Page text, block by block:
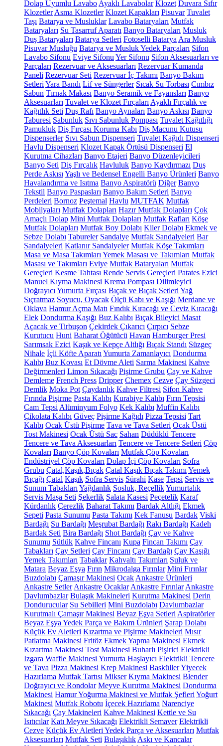
Dolap Uyumlu Lavabo Ayaklı Lavabolar Klozet Duvara Sıfır
Klozetler Asma Klozetler Klozet Kapakları Pisuvar Tuvalet
Taşı Batarya ve Musluklar Lavabo Bataryaları Mutfak
Bataryaları Su Tasarruf Aparatı Banyo Bataryaları Musluk
Duş Bataryaları Batarya Setleri Fotoselli Batarya Ara Musluk
Pisuvar Musluğu Batarya ve Musluk Yedek Parçaları Sifon
Lavabo Sifonu Eviye Sifonu Yer Sifonu Sifon Aksesuarları ve
Parçaları Rezervuar ve Aksesuarları Rezervuar Kumanda
Paneli Rezervuar Seti Rezervuar İç Takımı Banyo Bakım
Setleri Yara Bandı Lif ve Süngerler Sıcak Su Torbası Cımbız
Sabun Tırnak Makası Banyo Seramik ve Fayansları Banyo
Aksesuarları Tuvalet ve Klozet Fırçaları Ayaklı Fırçalık ve
Kağıtlık Seti Duş Rafı Banyo Aynaları Banyo Askısı Banyo
Taburesi Sabunluk Sıvı Sabunluk Pompası Tuvalet Kağıtlığı
Pamukluk Diş Fırçası Koruma Kabı Diş Macunu Kutusu
Dispenserler Sıvı Sabun Dispenseri Tuvalet Kağıdı Dispenseri
Havlu Dispenseri Klozet Kapak Örtüsü Dispenseri El
Kurutma Cihazları Banyo Etajeri Banyo Düzenleyicileri
Banyo Seti Diş Fırçalık Havluluk Banyo Kaydırmazı Duş
Perde Askısı Yaşlı ve Bedensel Engelli Banyo Ürünleri Banyo
Havalandırma ve Isıtma Banyo Aspiratörü Diğer Banyo
Tekstil Banyo Paspasları Banyo Bakım Setleri Banyo
Perdeleri Bornoz Peştemal Havlu MUTFAK Mutfak
Mobilyaları Mutfak Dolapları Hazır Mutfak Dolapları Çok
Amaçlı Dolap Mini Mutfak Dolapları Mutfak Rafları Köşe
Mutfak Dolapları Mutfak Boy Dolabı Kiler Dolabı Ekmek ve
Sebze Dolabı Tabureler Sandalye Mutfak Sandalyeleri Bar
Sandalyeleri Katlanır Sandalyeler Mutfak Köşe Takımları
Masa ve Masa Takımları Yemek Masası ve Takımları Mutfak
Masası ve Takımları Eviye Mutfak Bataryaları Mutfak
Gereçleri Kesme Tahtası Rende Servis Gereçleri Patates Ezici
Manuel Kıyma Makinesi Krema Pompası Dilimleyici
Doğrayıcı Yumurta Fırçası Bıçak ve Bıçak Setleri Yağ
Sıçratmaz Soyucu, Oyacak Ölçü Kabı ve Kaşığı Merdane ve
Oklava Hamur Açma Matı Fındık Kıracağı ve Ceviz Kıracağı
Elek Dondurma Kaşığı Buz Kalıbı Bıçak Bileyici Masat
Açacak ve Tirbuşon Çekirdek Çıkarıcı Çırpıcı Sebze
Kurutucu Huni Baharat Öğütücü Havan Hamburger Presi
Sarımsak Ezici Kaşık ve Kepçe Altlığı Bıçak Standı Süzgeç
Nihale İçli Köfte Aparatı Yumurta Zamanlayıcı Dondurma
Kalıbı Buz Kovası Et Dövme Aleti Sarma Makinesi Kahve
Değirmenleri Limon Sıkacağı Pişirme Grubu Çay ve Kahve
Demleme French Press Dripper Chemex Cezve Çay Süzgeci
Demlik Moka Pot Çaydanlık Kahve Filtresi Sifon Kahve
Fırında Pişirme Pasta Kalıbı Kurabiye Kalıbı Fırın Tepsisi
Cam Tepsi Alüminyum Folyo Kek Kalıbı Muffin Kalıbı
Çikolata Kalıbı Güveç Pişirme Kağıdı Pizza Tepsisi Tart
Kalıbı Ocak Üstü Pişirme Tava ve Tava Setleri Ocak Üstü
Tost Makinesi Ocak Üstü Sac Sahan Düdüklü Tencere
Tencere ve Tava Aksesuarları Tencere ve Tencere Setleri Çöp
Kovaları Banyo Çöp Kovaları Mutfak Çöp Kovaları
Endüstriyel Çöp Kovaları Dolap İçi Çöp Kovaları Sofra
Grubu Çatal,Kaşık,Bıçak Çatal Kaşık Bıçak Takımı Yemek
Bıçağı Çatal Kaşık Sofra Servis Sürahi Kase Tepsi Servis ve
Sunum Tabakları Yağdanlık Sosluk, ReçellikYumurtalık
Servis Maşa Seti Şekerlik Salata Kasesi Peçetelik Karaf
Kürdanlık Çerezlik Baharat Takımı Bardak Altlığı Ekmek
Sepeti Pasta Sunumu Pasta Takımı Kek Fanusu Bardak Viski
Bardağı Su Bardağı Meşrubat Bardağı Rakı Bardağı Kadeh
Bardak Seti Bira Bardağı Shot Bardağı Çay ve Kahve
Sunumu Sütlük Kahve Fincanı Kupa Fincan Takımı Çay
Tabakları Çay Setleri Çay Fincanı Çay Bardağı Çay Kaşığı
Yemek Takımları Tabaklar Kahvaltı Takımları Suluk ve
Matara Beyaz Eşya Fırın Mikrodalga Fırınlar Mini Fırınlar
Buzdolabı Çamaşır Makinesi Ocak Ankastre Ürünleri
Ankastre Setler Ankastre Ocaklar Ankastre Fırınlar Ankastre
Davlumbazlar Bulaşık Makineleri Kurutma Makinesi Derin
Dondurucular Su Sebilleri Mini Buzdolabı Davlumbazlar
Kurutmalı Çamaşır Makinesi Beyaz Eşya Setleri Aspiratörler
Beyaz Eşya Yedek Parça ve Bakım Ürünleri Şarap Dolabı
Küçük Ev Aletleri Kızartma ve Pişirme Makineleri Mısır
Patlatma Makinesi Fritöz Ekmek Yapma Makinesi Ekmek
Kızartma Makinesi Tost Makinesi Buharlı Pişirici Elektrikli
Izgara Waffle Makinesi Yumurta Haşlayıcı Elektrikli Tencere
ve Tava Pizza Makinesi Krep Makinesi BasküllerYiyecek
Hazırlama Mutfak Tartısı Mikser Kıyma Makinesi Blender
Doğrayıcı ve Rondolar Meyve Kurutma Makinesi Dondurma
Makinesi Hamur Yoğurma Makinesi ve Mutfak Şefleri Yoğurt
Makinesi Mutfak Robotu İçecek Hazırlama Narenciye
Sıkacağı Çay Makineleri Kahve Makinesi Kettle ve Su
Isıtıcılar Katı Meyve Sıkacağı Elektrikli Semaver Elektrikli
Cezve Küçük Ev Aletleri Yedek Parça ve Aksesuarları Mutfak
Aksesuarları Mutfak Seti Bulaşıklık Askı ve Kancalar